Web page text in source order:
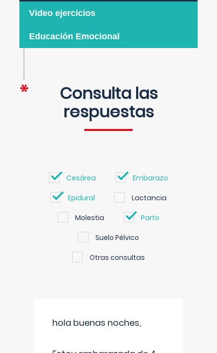
Video ejercicios
Educación Emocional
Consulta las
respuestas
Cesárea Embarazo
Epidural Lactancia
Molestia Parto
Suelo Pélvico
Otras consultas
hola buenas noches,